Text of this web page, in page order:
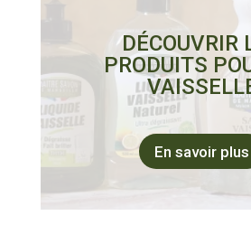
DÉCOUVRIR
PRODUITS
En savoir plus